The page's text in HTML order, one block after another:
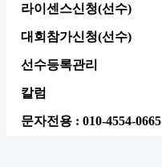
라이센스신청(선수)
대회참가신청(선수)
선수등록관리
칼럼
문자전용 : 010-4554-0665